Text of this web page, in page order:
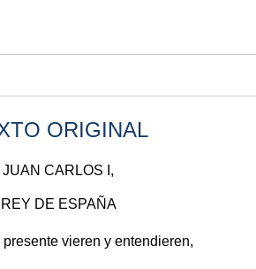
ORIGINAL
JUAN CARLOS I,
REY DE ESPAÑA
vieren y entendieren,